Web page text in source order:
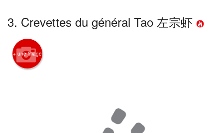
Inscription
Panier (0)
3. Crevettes du général Tao 左宗虾
+ une image